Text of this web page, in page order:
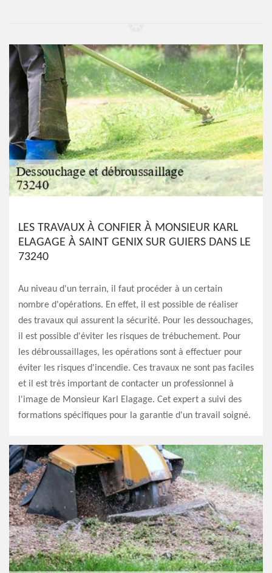
LES TRAVAUX À CONFIER À MONSIEUR KARL
ELAGAGE À SAINT GENIX SUR GUIERS DANS LE
73240
Au niveau d'un terrain, il faut procéder à un certain
nombre d'opérations. En effet, il est possible de réaliser
des travaux qui assurent la sécurité. Pour les dessouchages,
il est possible d'éviter les risques de trébuchement. Pour
les débroussaillages, les opérations sont à effectuer pour
éviter les risques d'incendie. Ces travaux ne sont pas faciles
et il est très important de contacter un professionnel à
l'image de Monsieur Karl Elagage. Cet expert a suivi des
formations spécifiques pour la garantie d'un travail soigné.